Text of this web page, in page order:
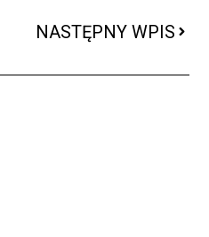
NASTĘPNY WPIS